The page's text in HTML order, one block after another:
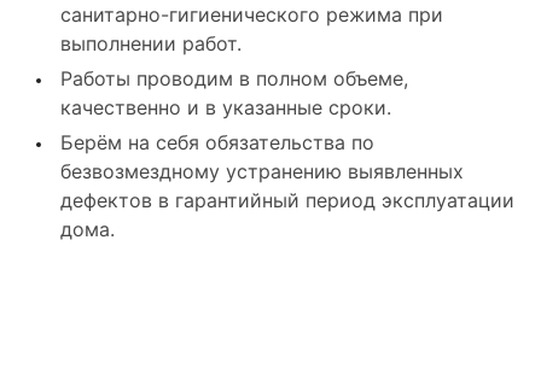
санитарно-гигиенического режима при
выполнении работ.
Работы проводим в полном объеме,
качественно и в указанные сроки.
Берём на себя обязательства по
безвозмездному устранению выявленных
дефектов в гарантийный период эксплуатации
дома.